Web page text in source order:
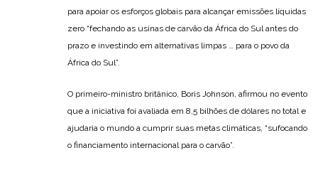
para apoiar os esforços globais para alcançar emissões líquidas
zero “fechando as usinas de carvão da África do Sul antes do
prazo e investindo em alternativas limpas … para o povo da
África do Sul”.
O primeiro-ministro britânico, Boris Johnson, afirmou no evento
que a iniciativa foi avaliada em 8,5 bilhões de dólares no total e
ajudaria o mundo a cumprir suas metas climáticas, “sufocando
o financiamento internacional para o carvão”.